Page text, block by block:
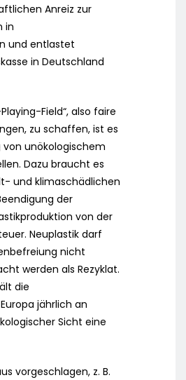
Anreiz zur
in
und entlastet
in Deutschland
Field“, also faire
zu schaffen, ist es
von unökologischem
Dazu braucht es
und klimaschädlichen
der
von der
Neuplastik darf
nicht
werden als Rezyklat.
die
jährlich an
Sicht eine
vorgeschlagen, z. B.